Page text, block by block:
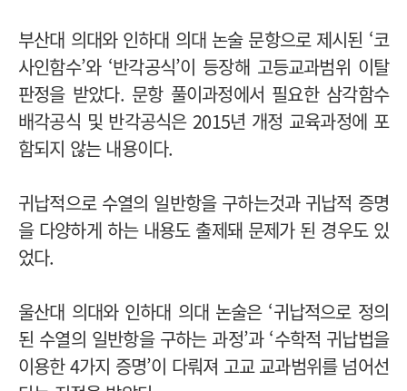
부산대 의대와 인하대 의대 논술 문항으로 제시된 ‘코
사인함수’와 ‘반각공식’이 등장해 고등교과범위 이탈
판정을 받았다. 문항 풀이과정에서 필요한 삼각함수
배각공식 및 반각공식은 2015년 개정 교육과정에 포
함되지 않는 내용이다.
귀납적으로 수열의 일반항을 구하는것과 귀납적 증명
을 다양하게 하는 내용도 출제돼 문제가 된 경우도 있
었다.
울산대 의대와 인하대 의대 논술은 ‘귀납적으로 정의
된 수열의 일반항을 구하는 과정’과 ‘수학적 귀납법을
이용한 4가지 증명’이 다뤄져 고교 교과범위를 넘어선